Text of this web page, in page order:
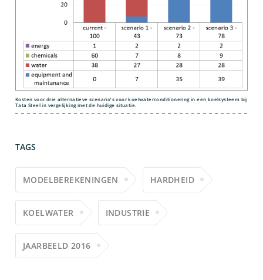
Kosten voor drie alternatieve scenario’s voor koelwaterconditionering in een koelsysteem bij
Tata Steel in vergelijking met de huidige situatie.
TAGS
MODELBEREKENINGEN HARDHEID
KOELWATER INDUSTRIE
JAARBEELD 2016